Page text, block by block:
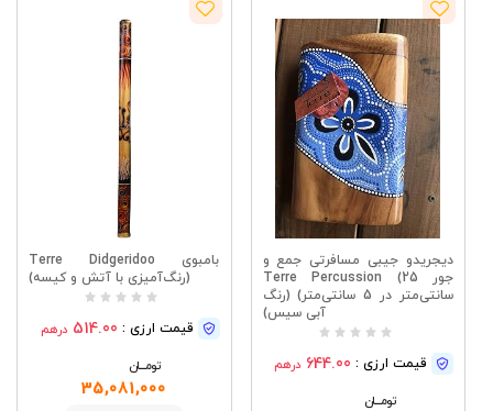
دیجریدو جیبی مسافرتی جمع و
جور Terre Percussion (25
سانتی‌متر در 5 سانتی‌متر) (رنگ
آبی سیس)
قیمت ارزی : 644.00 درهم
تومــــــان
بامبوی Terre Didgeridoo
(رنگ‌آمیزی با آتش و کیسه)
قیمت ارزی : 514.00 درهم
تومــــــان
35,081,000